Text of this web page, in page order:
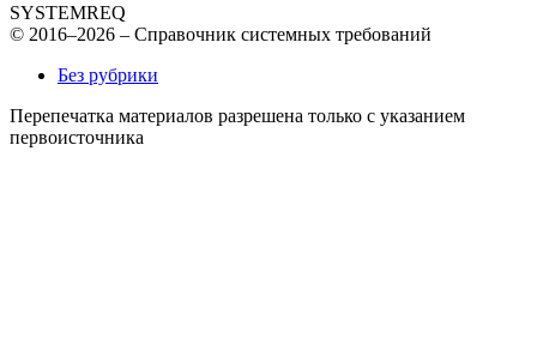
SYSTEMREQ
© 2016–2026 – Справочник системных требований
Без рубрики
Перепечатка материалов разрешена только с указанием
первоисточника